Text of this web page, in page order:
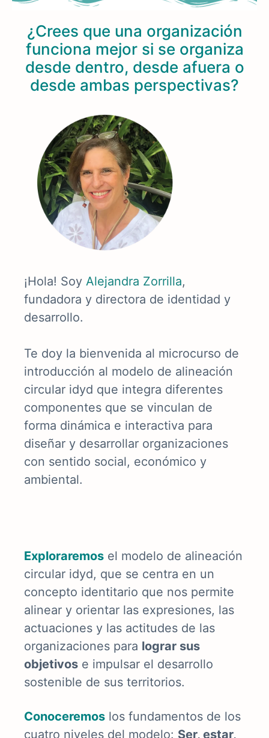
¿Crees que una organización
funciona mejor si se organiza
desde dentro, desde afuera o
desde ambas perspectivas?
¡Hola! Soy Alejandra Zorrilla,
fundadora y directora de identidad y
desarrollo.
Te doy la bienvenida al microcurso de
introducción al modelo de alineación
circular idyd que integra diferentes
componentes que se vinculan de
forma dinámica e interactiva para
diseñar y desarrollar organizaciones
con sentido social, económico y
ambiental.
Exploraremos el modelo de alineación
circular idyd, que se centra en un
concepto identitario que nos permite
alinear y orientar las expresiones, las
actuaciones y las actitudes de las
organizaciones para lograr sus
objetivos e impulsar el desarrollo
sostenible de sus territorios.
Conoceremos los fundamentos de los
cuatro niveles del modelo: Ser, estar,